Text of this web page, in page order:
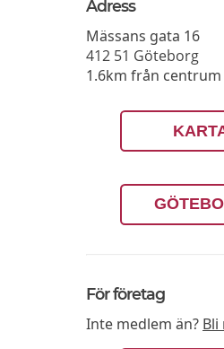
Adress
Mässans gata 16
412 51 Göteborg
1.6km från centrum
För företag
Inte medlem än? Bli